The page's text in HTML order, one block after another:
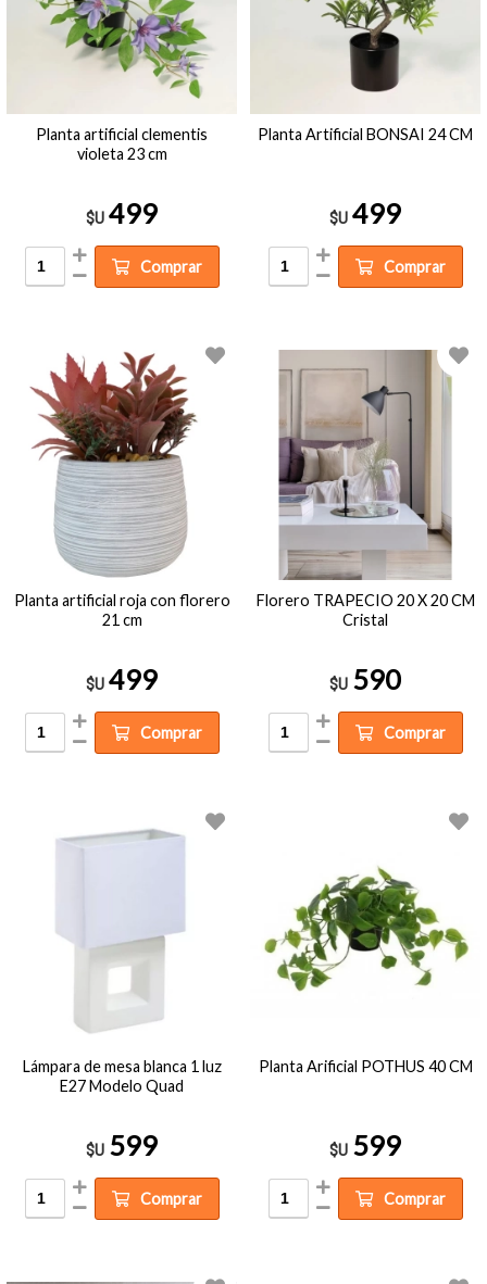
Planta artificial clementis
violeta 23 cm
$U 499
Comprar
Planta Artificial BONSAI 24 CM
$U 499
Comprar
Planta artificial roja con florero
21 cm
$U 499
Comprar
Florero TRAPECIO 20 X 20 CM
Cristal
$U 590
Comprar
Lámpara de mesa blanca 1 luz
E27 Modelo Quad
$U 599
Comprar
Planta Arificial POTHUS 40 CM
$U 599
Comprar